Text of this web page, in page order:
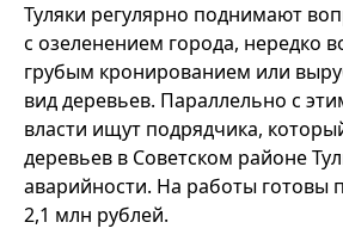
Туляки регулярно поднимают
с озеленением города, нередко
грубым кронированием или
вид деревьев. Параллельно с
власти ищут подрядчика,
деревьев в Советском районе
аварийности. На работы готовы
2,1 млн рублей.